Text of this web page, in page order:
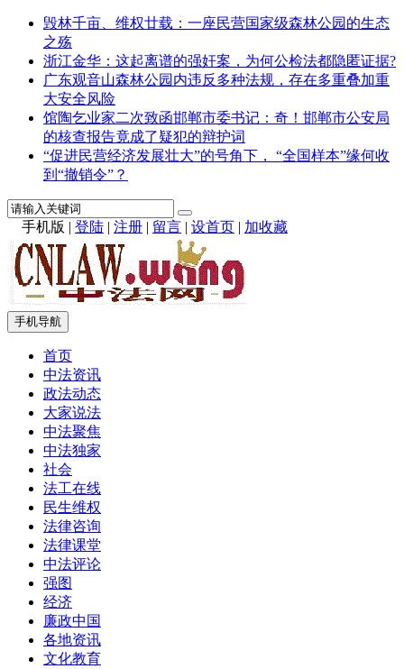
毁林千亩、维权廿载：一座民营国家级森林公园的生态
之殇
浙江金华：这起离谱的强奸案，为何公检法都隐匿证据?
广东观音山森林公园内违反多种法规，存在多重叠加重
大安全风险
馆陶乞业家二次致函邯郸市委书记：奇！邯郸市公安局
的核查报告竟成了疑犯的辩护词
“促进民营经济发展壮大”的号角下， “全国样本”缘何收
到“撤销令”？
手机版 | 登陆 | 注册 | 留言 | 设首页 | 加收藏
手机导航
首页
中法资讯
政法动态
大家说法
中法聚焦
中法独家
社会
法工在线
民生维权
法律咨询
法律课堂
中法评论
强图
经济
廉政中国
各地资讯
文化教育